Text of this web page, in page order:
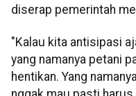
diserap pemerintah
"Kalau kita antisipasi
yang namanya petani
hentikan. Yang